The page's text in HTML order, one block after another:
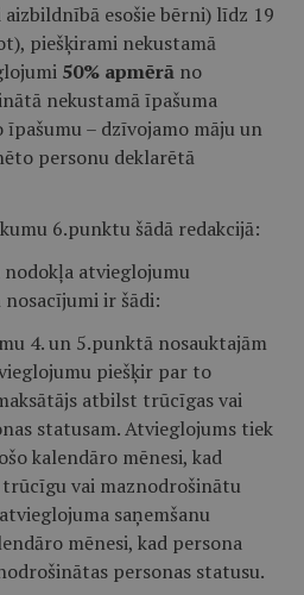
aizbildnībā esošie bērni) līdz 19
piešķirami nekustamā
50% apmērā no
nekustamā īpašuma
– dzīvojamo māju un
personu deklarētā
6.punktu šādā redakcijā:
nodokļa atvieglojumu
ir šādi:
4. un 5.punktā nosauktajām
piešķir par to
atbilst trūcīgas vai
statusam. Atvieglojums tiek
kalendāro mēnesi, kad
vai maznodrošinātu
saņemšanu
mēnesi, kad persona
personas statusu.